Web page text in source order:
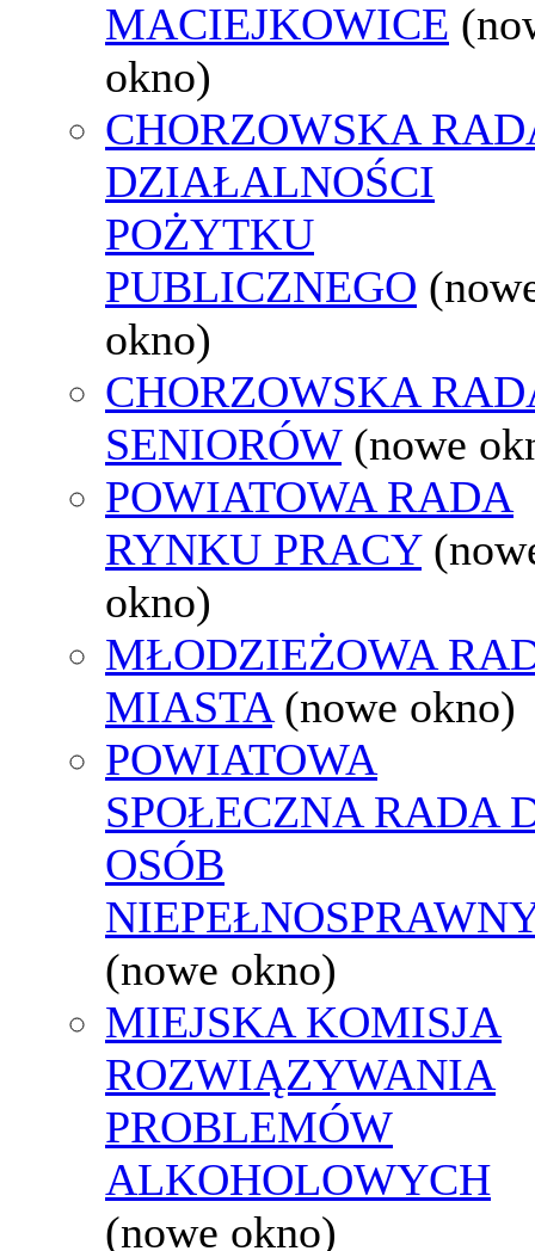
MACIEJKOWICE
okno)
CHORZOWSKA
DZIAŁALNOŚCI
POŻYTKU
PUBLICZNEGO
okno)
CHORZOWSKA
SENIORÓW (nowe
POWIATOWA RADA
RYNKU PRACY
okno)
MŁODZIEŻOWA
MIASTA (nowe okno)
POWIATOWA
SPOŁECZNA RADA
OSÓB
(nowe okno)
MIEJSKA KOMISJA
ROZWIĄZYWANIA
PROBLEMÓW
ALKOHOLOWYCH
(nowe okno)